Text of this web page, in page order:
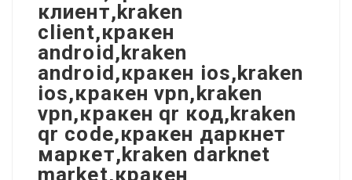
клиент,kraken
client,кракен
android,kraken
android,кракен ios,kraken
ios,кракен vpn,kraken
vpn,кракен qr код,kraken
qr code,кракен даркнет
маркет,kraken darknet
market,кракен